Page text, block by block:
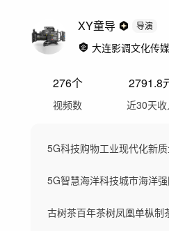
XY童导 导演
大连影调文化传
276个
视频数
2791.8
近30天收
古树茶百年茶树凤凰单枞制